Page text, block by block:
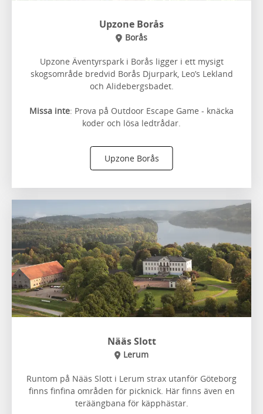
Upzone Borås
Borås
Upzone Äventyrspark i Borås ligger i ett mysigt
skogsområde bredvid Borås Djurpark, Leo’s Lekland
och Alidebergsbadet.
Missa inte: Prova på Outdoor Escape Game - knäcka
koder och lösa ledtrådar.
Upzone Borås
Nääs Slott
Lerum
Runtom på Nääs Slott i Lerum strax utanför Göteborg
finns finfina områden för picknick. Här finns även en
teräängbana för käpphästar.